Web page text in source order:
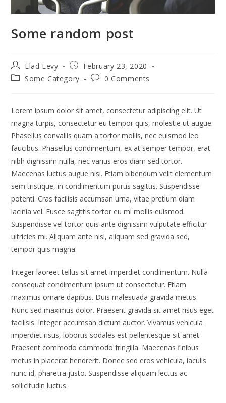
Some random post
Post
author:
Elad Levy
Post
published:
February 23, 2020
PostSome Category
Post0 Comments
Lorem ipsum dolor sit amet, consectetur adipiscing elit. Ut
magna turpis, consectetur eu tempor quis, molestie ut augue.
Phasellus convallis quam a tortor mollis, nec euismod leo
faucibus. Phasellus condimentum, ex at semper tempor, erat
nibh dignissim nulla, nec varius eros diam sed tortor.
Maecenas luctus augue nisi. Etiam bibendum velit elementum
sem tristique, in condimentum purus sagittis. Suspendisse
potenti. Cras facilisis accumsan urna, vitae pretium diam
lacinia vel. Fusce sagittis tortor eu mi mollis euismod.
Suspendisse vel tortor quis ante dignissim vulputate efficitur
ultricies mi. Aliquam ante nisl, aliquam sed gravida sed,
tempor quis magna.
Integer laoreet tellus sit amet imperdiet condimentum. Nulla
consequat condimentum ipsum ut consectetur. Etiam
maximus ornare dapibus. Duis malesuada gravida metus.
Nunc sed maximus dolor. Praesent gravida sit amet risus eget
facilisis. Integer accumsan dictum auctor. Vivamus vehicula
imperdiet risus, lobortis sodales est pellentesque sit amet.
Praesent commodo commodo fringilla. Maecenas finibus
metus in placerat hendrerit. Donec sed eros vehicula, iaculis
nunc id, pharetra justo. Suspendisse aliquam lectus ac
sollicitudin luctus.